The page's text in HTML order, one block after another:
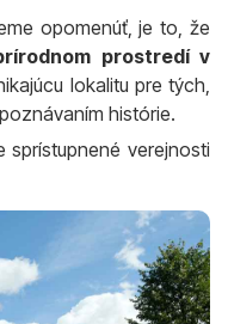
opomenúť, je to, že
prostredí v
lokalitu pre tých,
histórie.
sprístupnené verejnosti